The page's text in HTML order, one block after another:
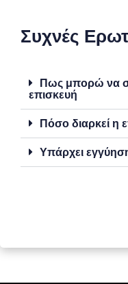
Συχνές
Πως μπορώ να
επισκευή
Πόσο διαρκεί η
Υπάρχει